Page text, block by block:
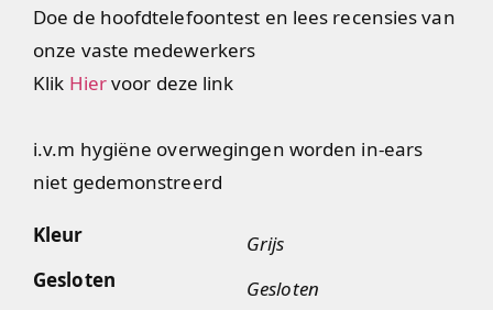
Doe de hoofdtelefoontest en lees recensies van
onze vaste medewerkers
Klik Hiervoor deze link
i.v.m hygiëne overwegingen worden in-ears
niet gedemonstreerd
Kleur
Grijs
Gesloten
Gesloten